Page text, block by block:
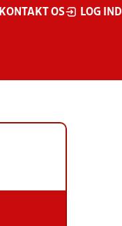
KONTAKT OS LOG IND